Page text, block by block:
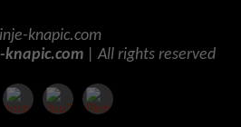
knapic.com
| All rights reserved